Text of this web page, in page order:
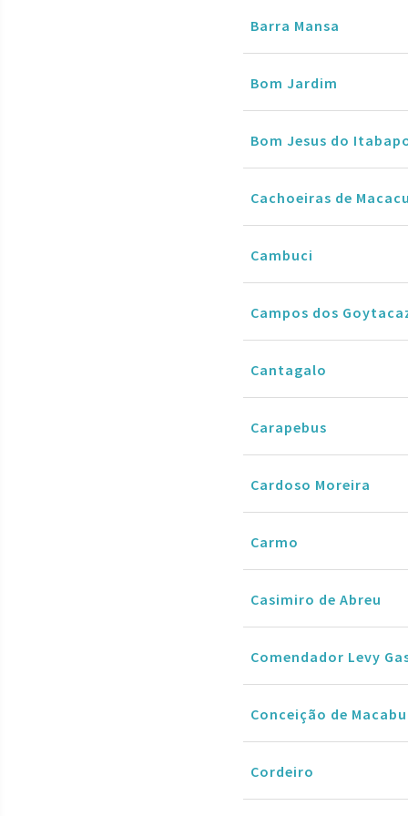
Barra Mansa
Bom Jardim
Bom Jesus do
Cachoeiras de Macacu
Cambuci
Campos dos
Cantagalo
Carapebus
Cardoso Moreira
Carmo
Casimiro de Abreu
Comendador Levy
Conceição de Macabu
Cordeiro